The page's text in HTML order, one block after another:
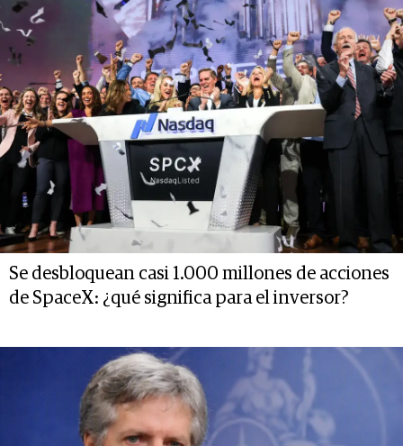
Se desbloquean casi 1.000 millones de acciones
de SpaceX: ¿qué significa para el inversor?